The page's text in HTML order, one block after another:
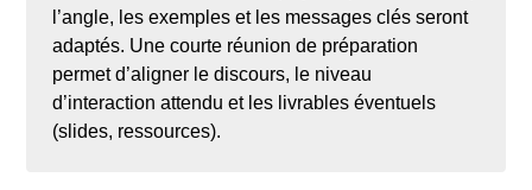
l’angle, les exemples et les messages clés seront
adaptés. Une courte réunion de préparation
permet d’aligner le discours, le niveau
d’interaction attendu et les livrables éventuels
(slides, ressources).